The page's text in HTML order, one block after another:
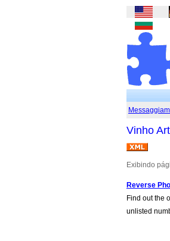
Vinho
Exibindo
Reverse
Find out the
unlisted